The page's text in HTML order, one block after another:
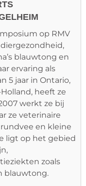
op RMV
blauwtong en
ervaring als
5 jaar in Ontario,
heeft ze
werkt ze bij
ze veterinaire
en kleine
ligt op het gebied
zoals
blauwtong.